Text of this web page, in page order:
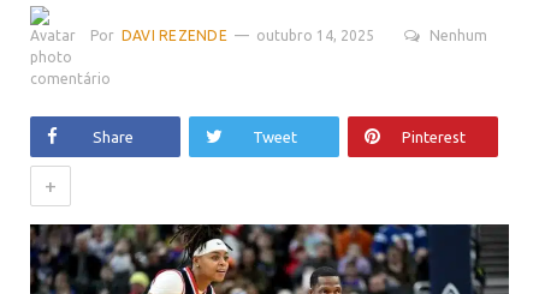
Por DAVI REZENDE outubro 14, 2025 Nenhum
comentário
Share Tweet Pinterest
+